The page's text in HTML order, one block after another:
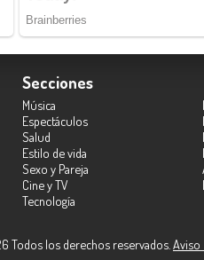
Secciones
Música
Espectáculos
Salud
Estilo de vida
Sexo y Pareja
Cine y TV
Tecnología
Todos los derechos reservados. Aviso